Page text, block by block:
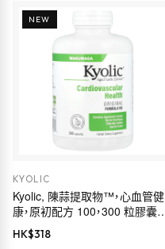
NEW
KYOLIC
Kyolic, 陳蒜提取物™，心血管健
康，原初配方 100，300 粒膠囊
（每粒膠囊 300 毫克）
HK$318